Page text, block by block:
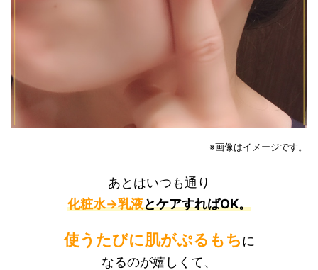
※画像はイメージです。
あとはいつも通り
化粧水→乳液とケアすればOK。
使うたびに肌がぷるもちに
なるのが嬉しくて、